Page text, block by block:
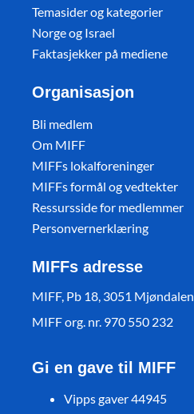
Temasider og kategorier
Norge og Israel
Faktasjekker på mediene
Organisasjon
Bli medlem
Om MIFF
MIFFs lokalforeninger
MIFFs formål og vedtekter
Ressursside for medlemmer
Personvernerklæring
MIFFs adresse
MIFF, Pb 18, 3051 Mjøndalen
MIFF org. nr. 970 550 232
Gi en gave til MIFF
Vipps gaver 44945